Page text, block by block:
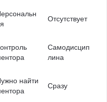
Отсутствует
Самодисцип
лина
найти
Сразу